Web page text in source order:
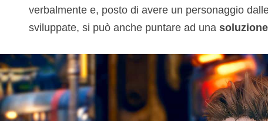
verbalmente e, posto di avere un personaggio
sviluppate, si può anche puntare ad una